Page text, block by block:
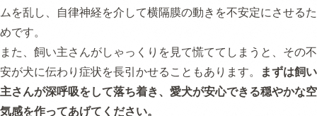
ムを乱し、自律神経を介して横隔膜の動きを不安定にさせるた
めです。
また、飼い主さんがしゃっくりを見て慌ててしまうと、その不
安が犬に伝わり症状を長引かせることもあります。
まずは飼い
主さんが深呼吸をして落ち着き、愛犬が安心できる穏やかな空
気感を作ってあげてください。